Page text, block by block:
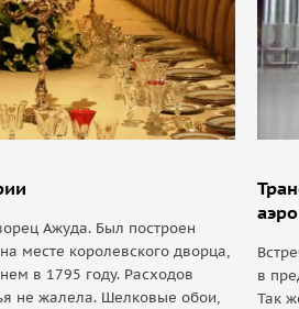
сельской местности,
замок, как будто стоящий
Ажуда. Был построен
месте королевского дворца,
в 1795 году. Расходов
не жалела. Шелковые обои,
в
Так